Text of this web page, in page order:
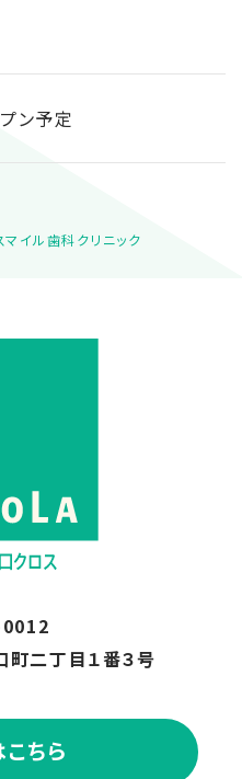
ン予定
イル歯科クリニック
二丁目１番３号
ちら